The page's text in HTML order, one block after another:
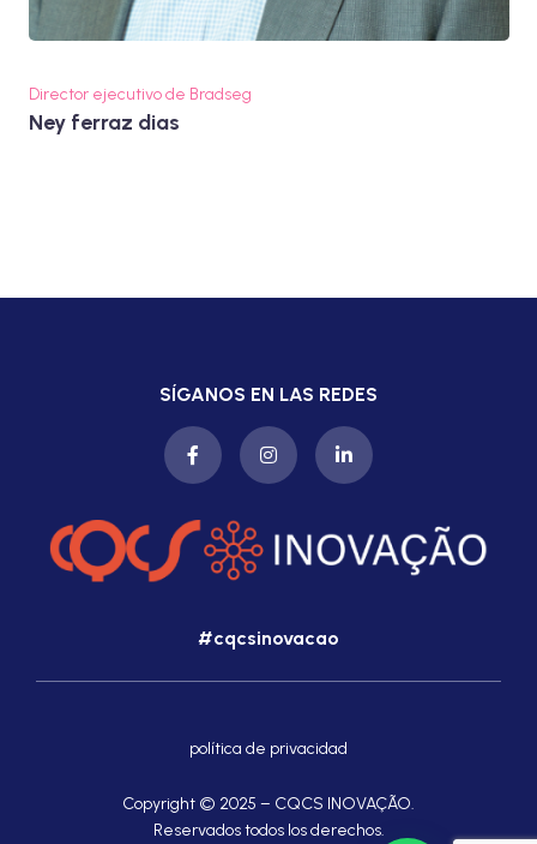
Director ejecutivo de Bradseg
Ney ferraz dias
SÍGANOS EN LAS REDES
#cqcsinovacao
política de privacidad
Copyright © 2025 – CQCS INOVAÇÃO.
Reservados todos los derechos.